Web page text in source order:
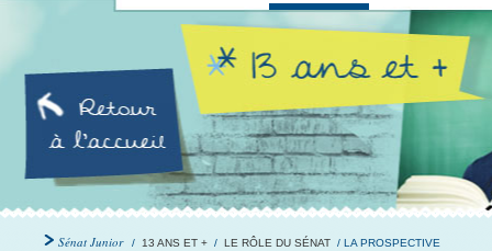
Sénat Junior / 13 ANS ET + / LE RÔLE DU SÉNAT / LA PROSPECTIVE